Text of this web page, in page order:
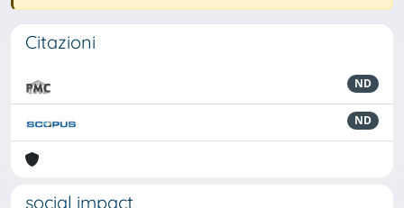
Citazioni
ND
ND
social impact